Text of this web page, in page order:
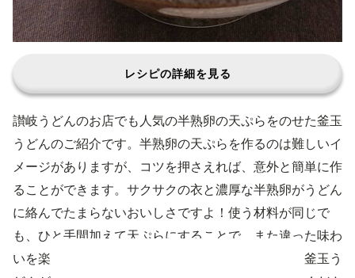
レシピの詳細を見る
讃岐うどんのお店でも人気の半熟卵の天ぷらをのせた釜玉
うどんのご紹介です。半熟卵の天ぷらを作るのは難しいイ
メージがありますが、コツを押さえれば、意外と簡単に作
ることができます。サクサクの衣と濃厚な半熟卵がうどん
に絡んでたまらないおいしさですよ！使う材料が同じで
も、ひと手間加えて天ぷらにすることで、また違った味わ
いを楽しめるのはうれしいですよね。いつもと違う釜玉う